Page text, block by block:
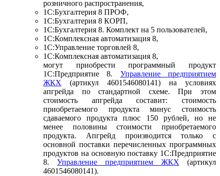
розничного распространения,
1C:Бухгалтерия 8 ПРОФ,
1С:Бухгалтерия 8 КОРП,
1С:Бухгалтерия 8. Комплект на 5 пользователей,
1С:Комплексная автоматизация 8,
1С:Управление торговлей 8,
1С:Комплексная автоматизация 8,
могут приобрести программный продукт
1С:Предприятие 8. Управление предприятием
ЖКХ (артикул 4601546080141) на условиях
апгрейда по стандартной схеме. При этом
стоимость апгрейда составит: стоимость
приобретаемого продукта минус стоимость
сдаваемого продукта плюс 150 рублей, но не
менее половины стоимости приобретаемого
продукта. Апгрейд производится только с
основной поставки перечисленных программных
продуктов на основную поставку 1С:Предприятие
8. Управление предприятием ЖКХ (артикул
4601546080141).